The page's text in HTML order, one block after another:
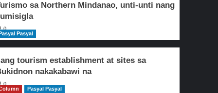
sa Northern Mindanao, unti-unti nang
0
Pasyal
tourism establishment at sites sa
nakakabawi na
0
Pasyal Pasyal